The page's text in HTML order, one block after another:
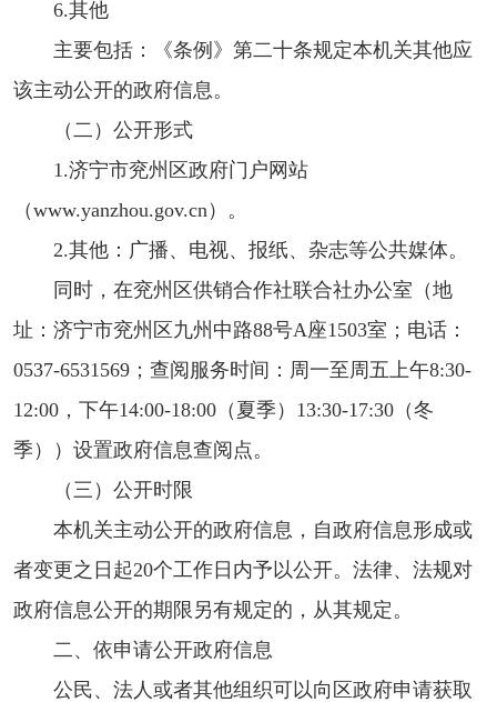
6.其他
主要包括：《条例》第二十条规定本机关其他应
该主动公开的政府信息。
（二）公开形式
1.济宁市兖州区政府门户网站
（www.yanzhou.gov.cn）。
2.其他：广播、电视、报纸、杂志等公共媒体。
同时，在兖州区供销合作社联合社办公室（地
址：济宁市兖州区九州中路88号A座1503室；电话：
0537-6531569；查阅服务时间：周一至周五上午8:30-
12:00，下午14:00-18:00（夏季）13:30-17:30（冬
季））设置政府信息查阅点。
（三）公开时限
本机关主动公开的政府信息，自政府信息形成或
者变更之日起20个工作日内予以公开。法律、法规对
政府信息公开的期限另有规定的，从其规定。
二、依申请公开政府信息
公民、法人或者其他组织可以向区政府申请获取